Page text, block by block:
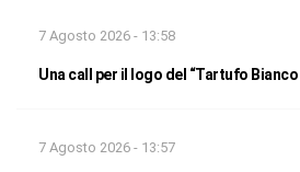
7 Agosto 2026 - 13:58
Una call per il logo del “Tartufo
7 Agosto 2026 - 13:57